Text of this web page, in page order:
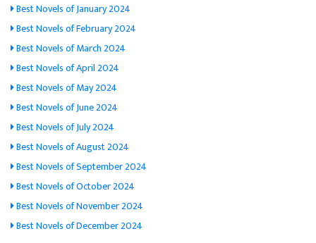
Best Novels of January 2024
Best Novels of February 2024
Best Novels of March 2024
Best Novels of April 2024
Best Novels of May 2024
Best Novels of June 2024
Best Novels of July 2024
Best Novels of August 2024
Best Novels of September 2024
Best Novels of October 2024
Best Novels of November 2024
Best Novels of December 2024